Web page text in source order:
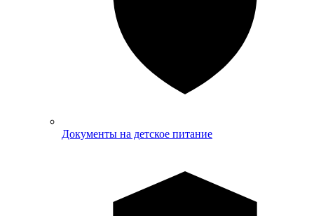
Документы на детское питание